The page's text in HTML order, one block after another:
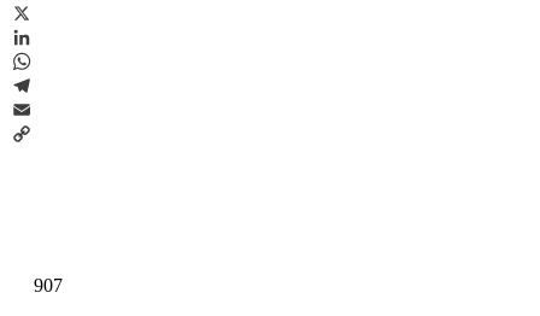
Facebook
X
LinkedIn
WhatsApp
Telegram
Email
907